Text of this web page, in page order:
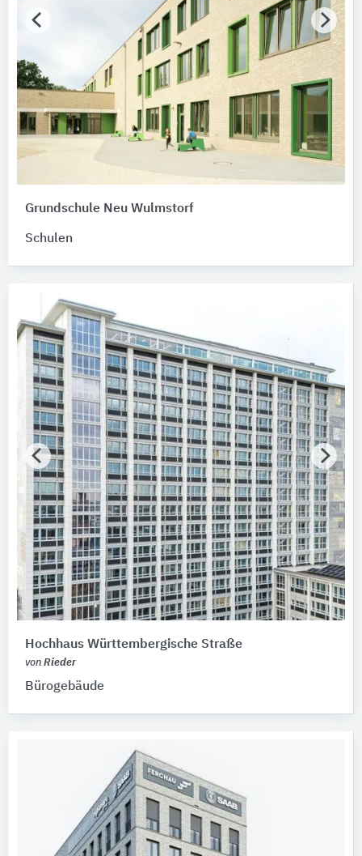
Grundschule Neu Wulmstorf
Schulen
Hochhaus Württembergische Straße
von Rieder
Bürogebäude